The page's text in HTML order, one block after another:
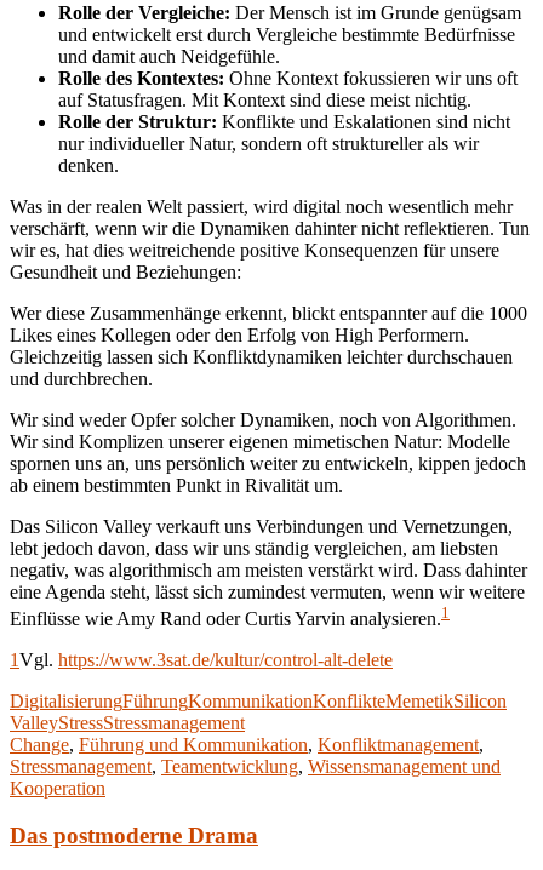
Rolle der Vergleiche: Der Mensch ist im Grunde genügsam
und entwickelt erst durch Vergleiche bestimmte Bedürfnisse
und damit auch Neidgefühle.
Rolle des Kontextes: Ohne Kontext fokussieren wir uns oft
auf Statusfragen. Mit Kontext sind diese meist nichtig.
Rolle der Struktur: Konflikte und Eskalationen sind nicht
nur individueller Natur, sondern oft struktureller als wir
denken.
Was in der realen Welt passiert, wird digital noch wesentlich mehr
verschärft, wenn wir die Dynamiken dahinter nicht reflektieren. Tun
wir es, hat dies weitreichende positive Konsequenzen für unsere
Gesundheit und Beziehungen:
Wer diese Zusammenhänge erkennt, blickt entspannter auf die 1000
Likes eines Kollegen oder den Erfolg von High Performern.
Gleichzeitig lassen sich Konfliktdynamiken leichter durchschauen
und durchbrechen.
Wir sind weder Opfer solcher Dynamiken, noch von Algorithmen.
Wir sind Komplizen unserer eigenen mimetischen Natur: Modelle
spornen uns an, uns persönlich weiter zu entwickeln, kippen jedoch
ab einem bestimmten Punkt in Rivalität um.
Das Silicon Valley verkauft uns Verbindungen und Vernetzungen,
lebt jedoch davon, dass wir uns ständig vergleichen, am liebsten
negativ, was algorithmisch am meisten verstärkt wird. Dass dahinter
eine Agenda steht, lässt sich zumindest vermuten, wenn wir weitere
Einflüsse wie Amy Rand oder Curtis Yarvin analysieren.1
1Vgl. https://www.3sat.de/kultur/control-alt-delete
DigitalisierungFührungKommunikationKonflikteMemetikSilicon
ValleyStressStressmanagement
Change, Führung und Kommunikation, Konfliktmanagement,
Stressmanagement, Teamentwicklung, Wissensmanagement und
Kooperation
Das postmoderne Drama